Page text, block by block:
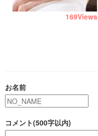
169Views
お名前
コメント(500字以内)